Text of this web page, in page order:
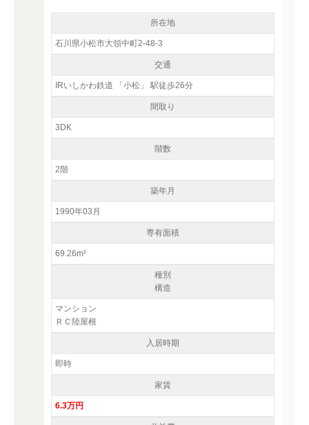
所在地
石川県小松市大領中町2-48-3
交通
IRいしかわ鉄道 「小松」 駅徒歩26分
間取り
3DK
階数
2階
築年月
1990年03月
専有面積
69.26m²
種別
構造
マンション
ＲＣ陸屋根
入居時期
即時
家賃
6.3万円